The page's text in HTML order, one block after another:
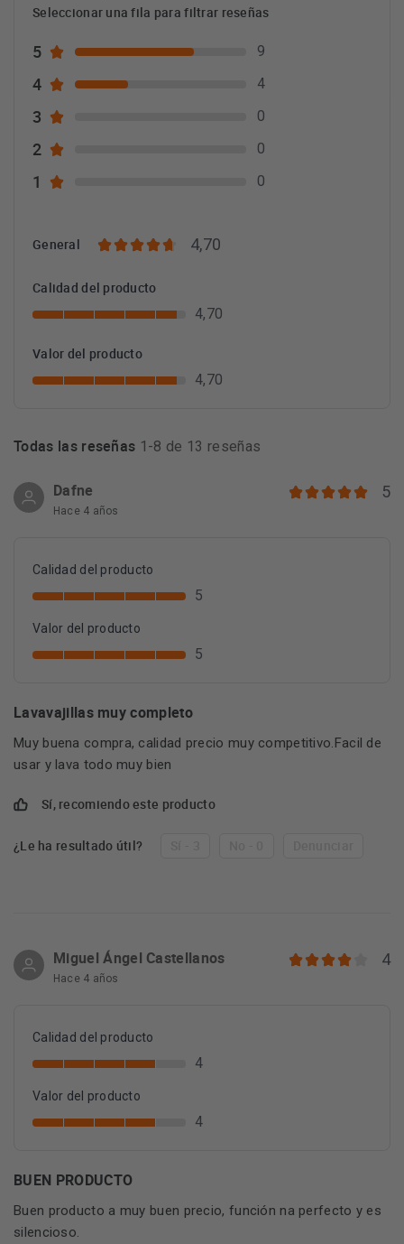
Seleccionar una fila para filtrar reseñas
5 9
4 4
3 0
2 0
1 0
General 4,70
Calidad del producto
4,70
Valor del producto
4,70
Todas las reseñas 1-8 de 13 reseñas
Dafne
Hace 4 años
5
Calidad del producto
5
Valor del producto
5
Lavavajillas muy completo
Muy buena compra, calidad precio muy competitivo.Facil de
usar y lava todo muy bien
Sí, recomiendo este producto
¿Le ha resultado útil?
Miguel Ángel Castellanos
Hace 4 años
4
Calidad del producto
4
Valor del producto
4
BUEN PRODUCTO
Buen producto a muy buen precio, función na perfecto y es
silencioso.